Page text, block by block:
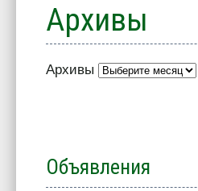
Архивы
Архивы
Объявления